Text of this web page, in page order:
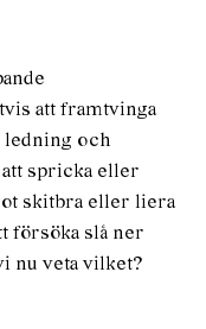
att framtvinga
ledning och
spricka eller
skitbra eller liera
försöka slå ner
nu veta vilket?